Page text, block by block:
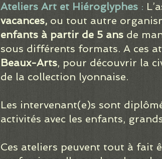
Ateliers Art et Hiéroglyphes :
vacances, ou tout autre
enfants à partir de 5 ans de
sous différents formats. A ces
Beaux-Arts, pour découvrir la
de la collection lyonnaise.
Les intervenant(e)s sont
activités avec les enfants,
Ces ateliers peuvent tout à fait